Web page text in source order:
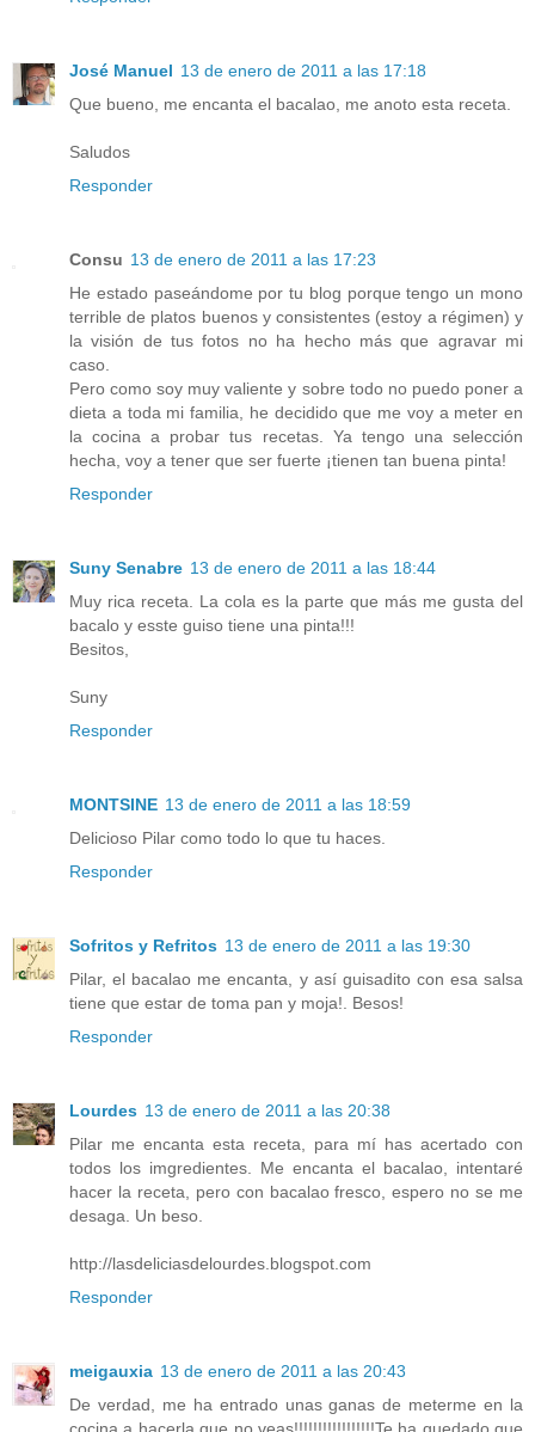
José Manuel 13 de enero de 2011 a las 17:18
Que bueno, me encanta el bacalao, me anoto esta receta.
Saludos
Responder
Consu 13 de enero de 2011 a las 17:23
He estado paseándome por tu blog porque tengo un mono
terrible de platos buenos y consistentes (estoy a régimen) y
la visión de tus fotos no ha hecho más que agravar mi
caso.
Pero como soy muy valiente y sobre todo no puedo poner a
dieta a toda mi familia, he decidido que me voy a meter en
la cocina a probar tus recetas. Ya tengo una selección
hecha, voy a tener que ser fuerte ¡tienen tan buena pinta!
Responder
Suny Senabre 13 de enero de 2011 a las 18:44
Muy rica receta. La cola es la parte que más me gusta del
bacalo y esste guiso tiene una pinta!!!
Besitos,
Suny
Responder
MONTSINE 13 de enero de 2011 a las 18:59
Delicioso Pilar como todo lo que tu haces.
Responder
Sofritos y Refritos 13 de enero de 2011 a las 19:30
Pilar, el bacalao me encanta, y así guisadito con esa salsa
tiene que estar de toma pan y moja!. Besos!
Responder
Lourdes 13 de enero de 2011 a las 20:38
Pilar me encanta esta receta, para mí has acertado con
todos los imgredientes. Me encanta el bacalao, intentaré
hacer la receta, pero con bacalao fresco, espero no se me
desaga. Un beso.
http://lasdeliciasdelourdes.blogspot.com
Responder
meigauxia 13 de enero de 2011 a las 20:43
De verdad, me ha entrado unas ganas de meterme en la